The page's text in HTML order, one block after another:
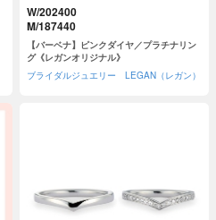
W/202400
M/187440
【バーベナ】ピンクダイヤ／プラチナリン
グ《レガンオリジナル》
ブライダルジュエリー LEGAN（レガン）